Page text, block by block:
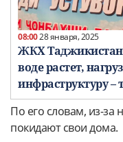
08:0028 января, 2025
ЖКХ
воде растет,
инфраструктуру –
По его словам, из-за
покидают свои дома.